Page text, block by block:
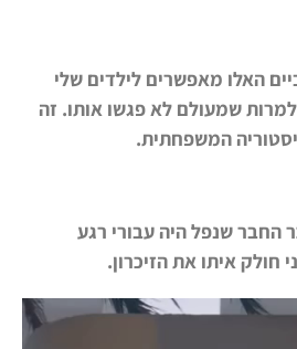
האלו מאפשרים לילדים שלי
שמעולם לא פגשו אותו. זה
המשפחתית.
החבר שנפל היה עבורי רגע
איתו את הזיכרון.